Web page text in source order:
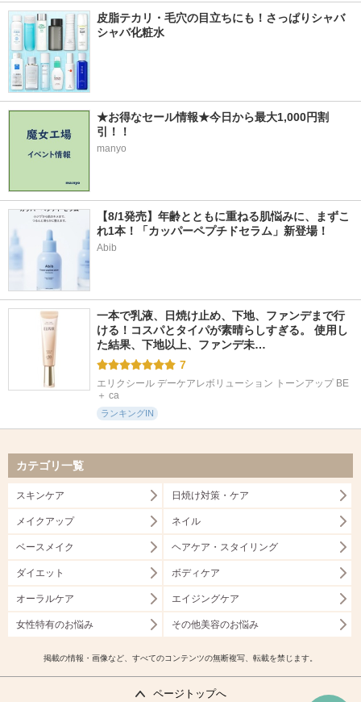
皮脂テカリ・毛穴の目立ちにも！さっぱりシャバ
シャバ化粧水
★お得なセール情報★今日から最大1,000円割
引！！
manyo
【8/1発売】年齢とともに重ねる肌悩みに、まずこ
れ1本！「カッパーペプチドセラム」新登場！
Abib
一本で乳液、日焼け止め、下地、ファンデまで行
ける！コスパとタイパが素晴らしすぎる。 使用し
た結果、下地以上、ファンデ未…
7
エリクシール デーケアレボリューション トーンアップ BE
＋ ca
ランキングIN
カテゴリ一覧
スキンケア 日焼け対策・ケア
メイクアップ ネイル
ベースメイク ヘアケア・スタイリング
ダイエット ボディケア
オーラルケア エイジングケア
女性特有のお悩み その他美容のお悩み
掲載の情報・画像など、すべてのコンテンツの無断複写、転載を禁じます。
ページトップへ